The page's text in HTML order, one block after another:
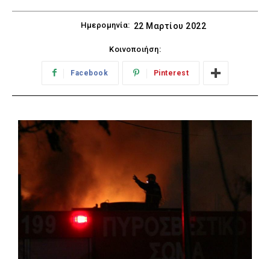
Ημερομηνία: 22 Μαρτίου 2022
Κοινοποιήση:
Facebook Pinterest